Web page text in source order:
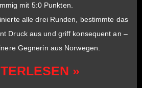
mit 5:0 Punkten.
alle drei Runden, bestimmte das
Druck aus und griff konsequent an –
Gegnerin aus Norwegen.
»